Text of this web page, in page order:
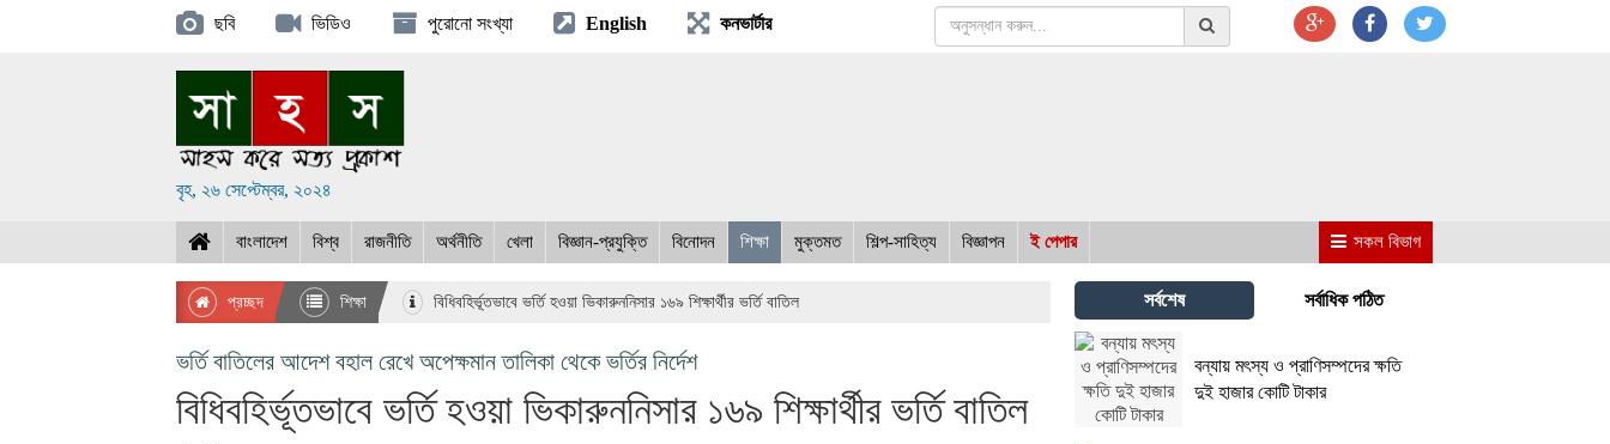
ছবি ভিডিও পুরোনো সংখ্যা English কনভার্টার
বৃহ, ২৬ সেপ্টেম্বর, ২০২৪
বাংলাদেশ বিশ্ব রাজনীতি অর্থনীতি খেলা বিজ্ঞান-প্রযুক্তি বিনোদন শিক্ষা মুক্তমত শিল্প-সাহিত্য বিজ্ঞাপন ই পেপার সকল বিভাগ
প্রচ্ছদ শিক্ষা বিধিবহির্ভূতভাবে ভর্তি হওয়া ভিকারুননিসার ১৬৯ শিক্ষার্থীর ভর্তি বাতিল
ভর্তি বাতিলের আদেশ বহাল রেখে অপেক্ষমান তালিকা থেকে ভর্তির নির্দেশ
বিধিবহির্ভূতভাবে ভর্তি হওয়া ভিকারুননিসার ১৬৯ শিক্ষার্থীর ভর্তি বাতিল
সর্বশেষ সর্বাধিক পঠিত
বন্যায় মৎস্য ও প্রাণিসম্পদের ক্ষতি
দুই হাজার কোটি টাকার